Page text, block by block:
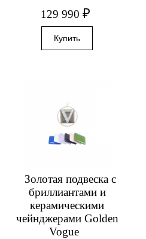
129 990₽
Золотая подвеска с
бриллиантами и
керамическими
чейнджерами Golden
Vogue